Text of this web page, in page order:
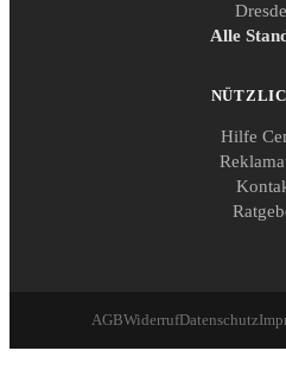
Alle
Hilfe
AGBWiderrufDatenschutz